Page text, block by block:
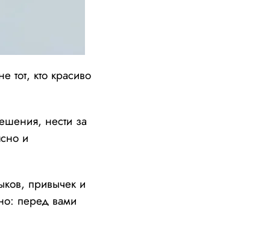
тот, кто красиво
нести за
и
привычек и
перед вами